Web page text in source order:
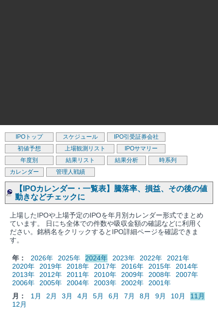
IPOトップ スケジュール
IPO引受証券会社
初値予想
上場観測リスト
IPOサマリー
年度別
結果リスト 結果分析
時系列
カレンダー
管理人戦績
【IPOカレンダー・一覧表】騰落率、損益、その後の値
動きなどチェックに
上場したIPOや上場予定のIPOを年月別カレンダー形式でまとめ
ています。 日にち全体での件数や吸収金額の確認などに利用く
ださい。銘柄名をクリックするとIPO詳細ページを確認できま
す。
年： 2026年 2025年 2024年 2023年 2022年
2021年
2020年
2019年 2018年 2017年 2016年 2015年
2014年
2013年
2012年 2011年 2010年 2009年 2008年
2007年
2006年
2005年 2004年 2003年 2002年
2001年
月：
1月 2月 3月 4月 5月 6月 7月 8月 9月 10月
11月
12月